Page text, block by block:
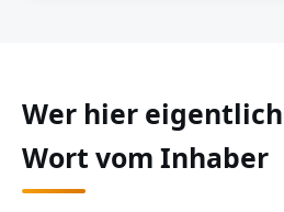
Wer hier
Wort vom Inhaber